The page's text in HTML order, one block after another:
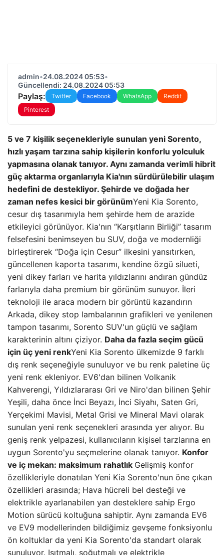
admin•24.08.2024 05:53•
Güncellendi: 24.08.2024 05:53
Paylaş: Twitter Facebook WhatsApp
Reddit
Pinterest
5 ve 7 kişilik seçenekleriyle sunulan yeni Sorento,
hızlı yaşam tarzına sahip kişilerin konforlu yolculuk
yapmasına olanak tanıyor. Aynı zamanda verimli hibrit
güç aktarma organlarıyla Kia'nın sürdürülebilir ulaşım
hedefini de destekliyor. Şehirde ve doğada her
zaman nefes kesici bir görünümYeni Kia Sorento,
cesur dış tasarımıyla hem şehirde hem de arazide
etkileyici görünüyor. Kia'nın “Karşıtların Birliği” tasarım
felsefesini benimseyen bu SUV, doğa ve modernliği
birleştirerek “Doğa için Cesur” ilkesini yansıtırken,
güncellenen kaporta tasarımı, kendine özgü silueti,
yeni dikey farları ve harita yıldızlarını andıran gündüz
farlarıyla daha premium bir görünüm sunuyor. İleri
teknoloji ile araca modern bir görüntü kazandırın
Arkada, dikey stop lambalarının grafikleri ve yenilenen
tampon tasarımı, Sorento SUV'un güçlü ve sağlam
karakterinin altını çiziyor. Daha da fazla seçim gücü
için üç yeni renkYeni Kia Sorento ülkemizde 9 farklı
dış renk seçeneğiyle sunuluyor ve bu renk paletine üç
yeni renk ekleniyor. EV6'dan bilinen Volkanik
Kahverengi, Yıldızlararası Gri ve Niro'dan bilinen Şehir
Yeşili, daha önce İnci Beyazı, İnci Siyahı, Saten Gri,
Yerçekimi Mavisi, Metal Grisi ve Mineral Mavi olarak
sunulan yeni renk seçenekleri arasında yer alıyor. Bu
geniş renk yelpazesi, kullanıcıların kişisel tarzlarına en
uygun Sorento'yu seçmelerine olanak tanıyor. Konfor
ve iç mekan: maksimum rahatlık Gelişmiş konfor
özellikleriyle donatılan Yeni Kia Sorento'nun öne çıkan
özellikleri arasında; Hava hücreli bel desteği ve
elektrikle ayarlanabilen yan desteklere sahip Ergo
Motion sürücü koltuğuna sahiptir. Aynı zamanda EV6
ve EV9 modellerinden bildiğimiz gevşeme fonksiyonlu
ön koltuklar da yeni Kia Sorento'da standart olarak
sunuluyor. Isıtmalı, soğutmalı ve elektrikle